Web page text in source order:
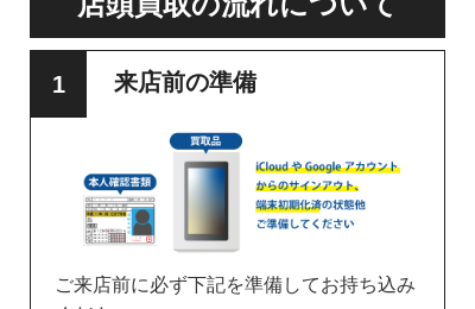
来店前の準備
ご来店前に必ず下記を準備してお持ち込み